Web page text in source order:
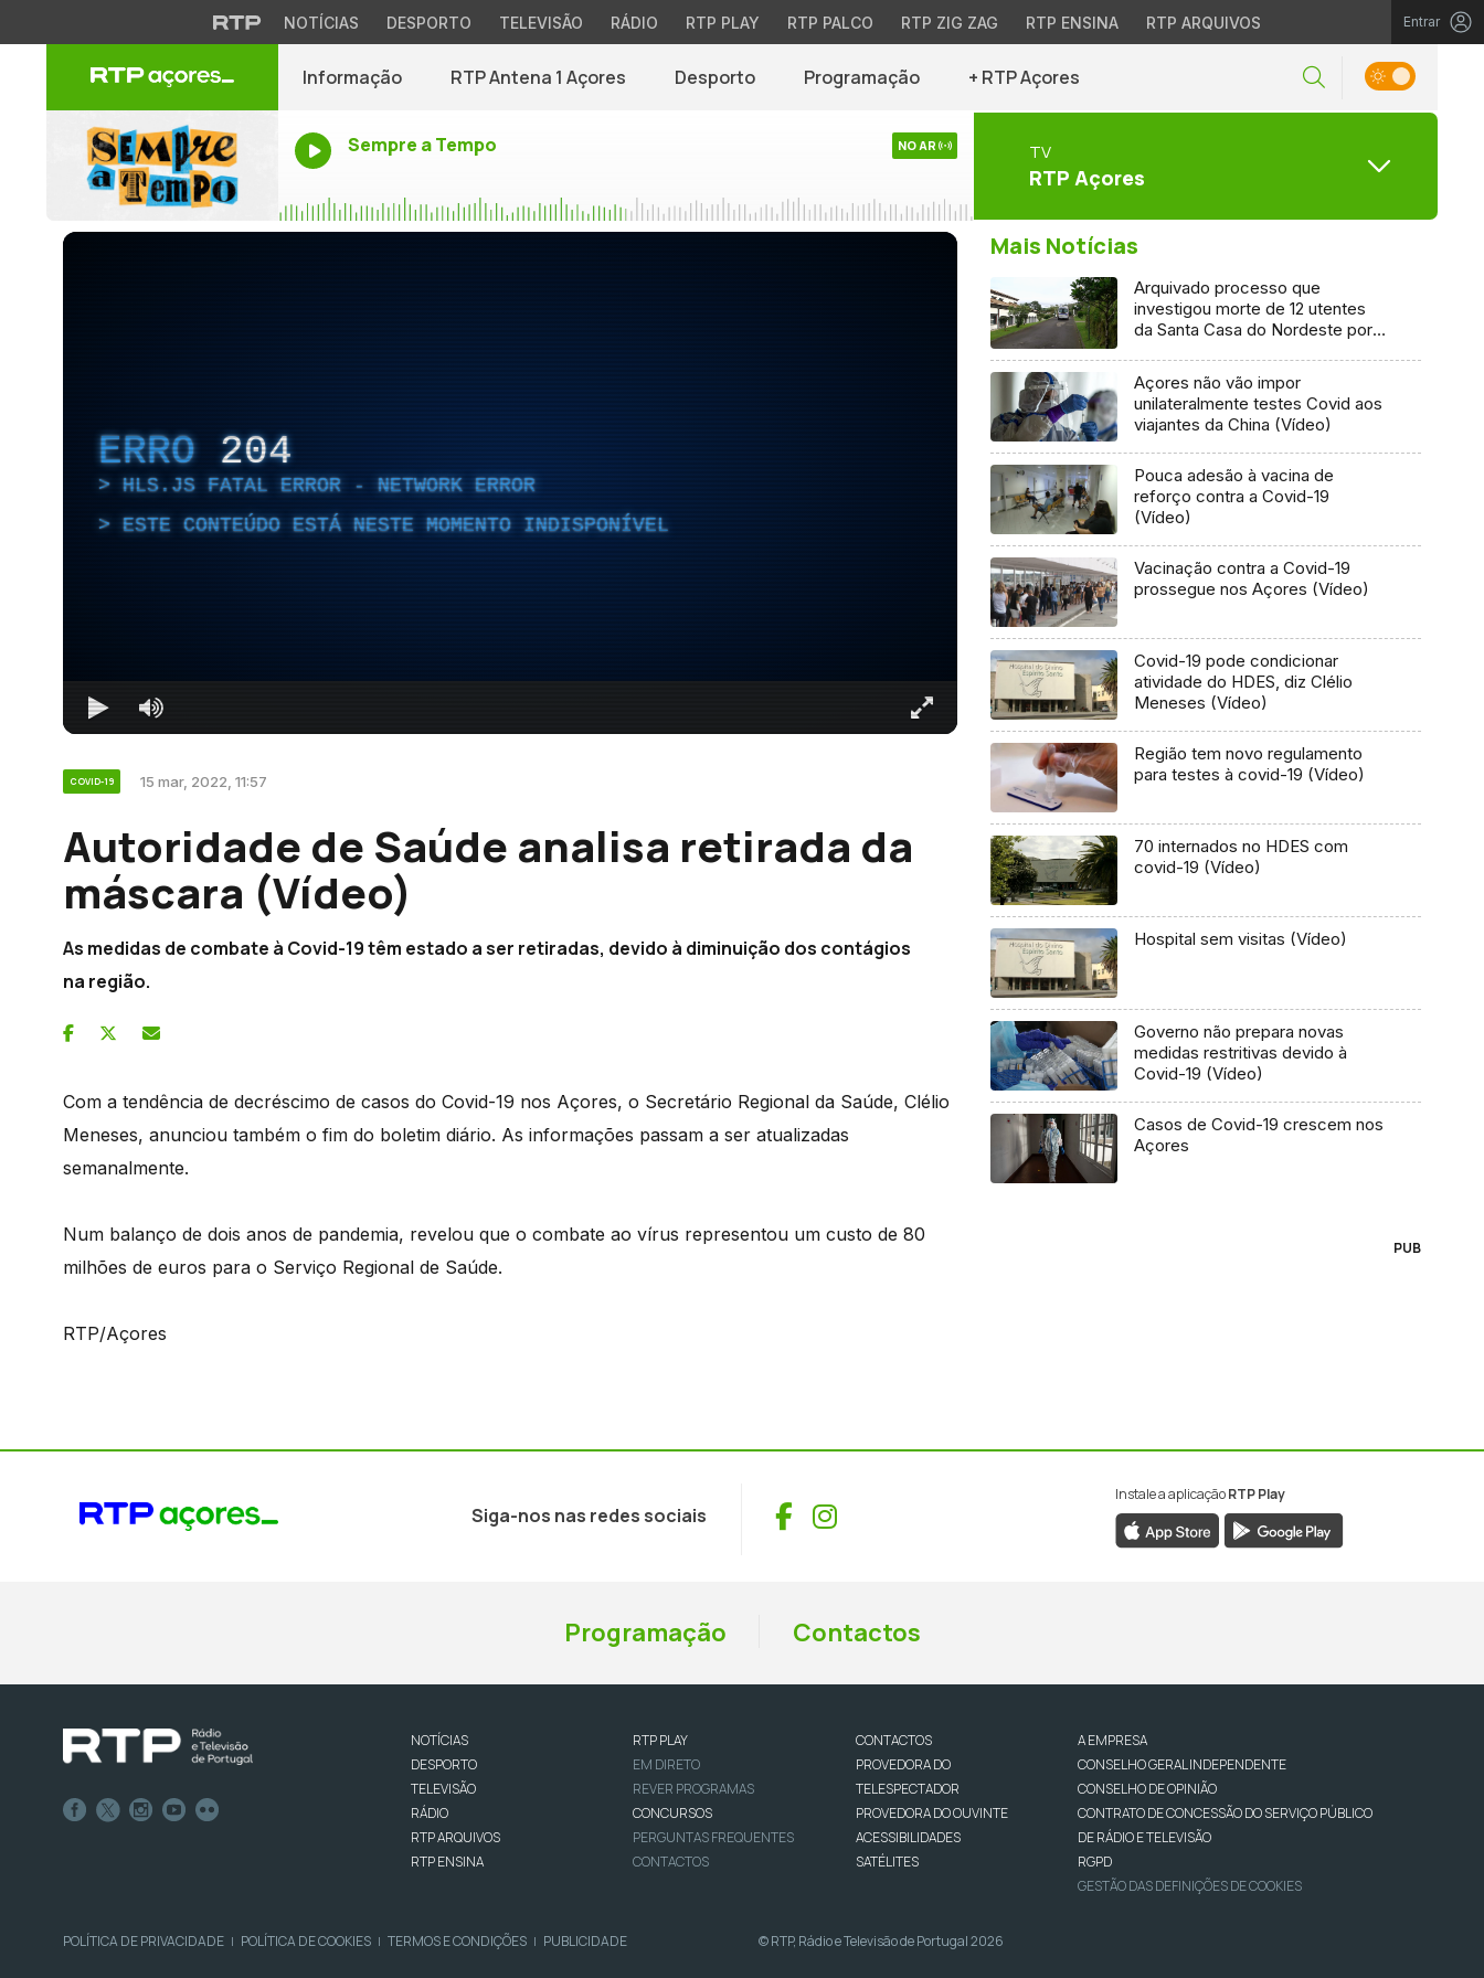
NOTÍCIAS DESPORTO TELEVISÃO RÁDIO RTP PLAY RTP PALCO RTP ZIG ZAG RTP ENSINA RTP ARQUIVOS Entrar
Informação RTP Antena 1 Açores Desporto Programação + RTP Açores
Sempre a Tempo NO AR TV
RTP Açores
ERRO 204
HLS.JS FATAL ERROR - NETWORK ERROR
ESTE CONTEÚDO ESTÁ NESTE MOMENTO INDISPONÍVEL
COVID-19 15 mar, 2022, 11:57
Autoridade de Saúde analisa retirada da
máscara (Vídeo)
As medidas de combate à Covid-19 têm estado a ser retiradas, devido à diminuição dos contágios
na região.
Com a tendência de decréscimo de casos do Covid-19 nos Açores, o Secretário Regional da Saúde, Clélio
Meneses, anunciou também o fim do boletim diário. As informações passam a ser atualizadas
semanalmente.
Num balanço de dois anos de pandemia, revelou que o combate ao vírus representou um custo de 80
milhões de euros para o Serviço Regional de Saúde.
RTP/Açores
Mais Notícias
Arquivado processo que
investigou morte de 12 utentes
da Santa Casa do Nordeste por
Açores não vão impor
unilateralmente testes Covid aos
viajantes da China (Vídeo)
Pouca adesão à vacina de
reforço contra a Covid-19
(Vídeo)
Vacinação contra a Covid-19
prossegue nos Açores (Vídeo)
Covid-19 pode condicionar
atividade do HDES, diz Clélio
Meneses (Vídeo)
Região tem novo regulamento
para testes à covid-19 (Vídeo)
70 internados no HDES com
covid-19 (Vídeo)
Hospital sem visitas (Vídeo)
Governo não prepara novas
medidas restritivas devido à
Covid-19 (Vídeo)
Casos de Covid-19 crescem nos
Açores
PUB
Siga-nos nas redes sociais Facebook
Instagram
Instale a aplicaçãoRTP Play
Programação Contactos
NOTÍCIAS
DESPORTO
TELEVISÃO
RÁDIO
RTP ARQUIVOS
RTP ENSINA
RTP PLAY
EM DIRETO
REVER PROGRAMAS
CONCURSOS
PERGUNTAS FREQUENTES
CONTACTOS
CONTACTOS
PROVEDORA DO
TELESPECTADOR
PROVEDORA DO OUVINTE
ACESSIBILIDADES
SATÉLITES
A EMPRESA
CONSELHO GERAL INDEPENDENTE
CONSELHO DE OPINIÃO
CONTRATO DE CONCESSÃO DO SERVIÇO PÚBLICO
DE RÁDIO E TELEVISÃO
RGPD
GESTÃO DAS DEFINIÇÕES DE COOKIES
POLÍTICA DE PRIVACIDADE | POLÍTICA DE COOKIES | TERMOS E CONDIÇÕES | PUBLICIDADE © RTP, Rádio e Televisão de Portugal 2026